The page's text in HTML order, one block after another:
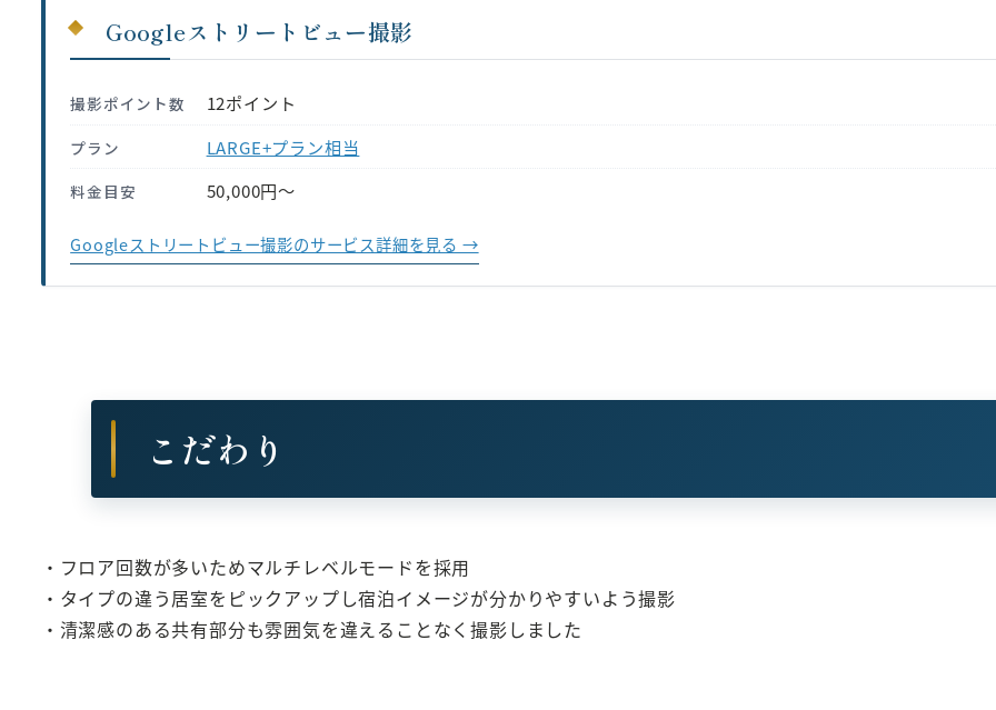
Googleストリートビュー撮影
撮影ポイント数 12ポイント
プラン LARGE+プラン相当
料金目安 50,000円〜
Googleストリートビュー撮影のサービス詳細を見る →
こだわり
・フロア回数が多いためマルチレベルモードを採用
・タイプの違う居室をピックアップし宿泊イメージが分かりやすいよう撮影
・清潔感のある共有部分も雰囲気を違えることなく撮影しました